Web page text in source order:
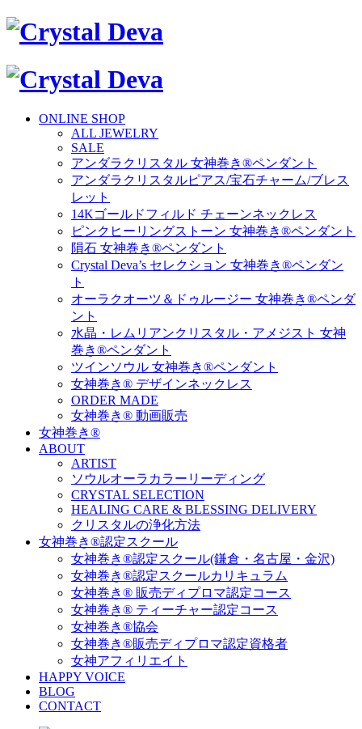
ONLINE SHOP
ALL JEWELRY
SALE
アンダラクリスタル 女神巻き®ペンダント
アンダラクリスタルピアス/宝石チャーム/ブレス
レット
14Kゴールドフィルド チェーンネックレス
ピンクヒーリングストーン 女神巻き®ペンダント
隕石 女神巻き®ペンダント
Crystal Deva’s セレクション 女神巻き®ペンダン
ト
オーラクオーツ＆ドゥルージー 女神巻き®ペンダ
ント
水晶・レムリアンクリスタル・アメジスト 女神
巻き®ペンダント
ツインソウル 女神巻き®ペンダント
女神巻き® デザインネックレス
ORDER MADE
女神巻き® 動画販売
女神巻き®
ABOUT
ARTIST
ソウルオーラカラーリーディング
CRYSTAL SELECTION
HEALING CARE & BLESSING DELIVERY
クリスタルの浄化方法
女神巻き®認定スクール
女神巻き®認定スクール(鎌倉・名古屋・金沢)
女神巻き®認定スクールカリキュラム
女神巻き® 販売ディプロマ認定コース
女神巻き® ティーチャー認定コース
女神巻き®協会
女神巻き®販売ディプロマ認定資格者
女神アフィリエイト
HAPPY VOICE
BLOG
CONTACT